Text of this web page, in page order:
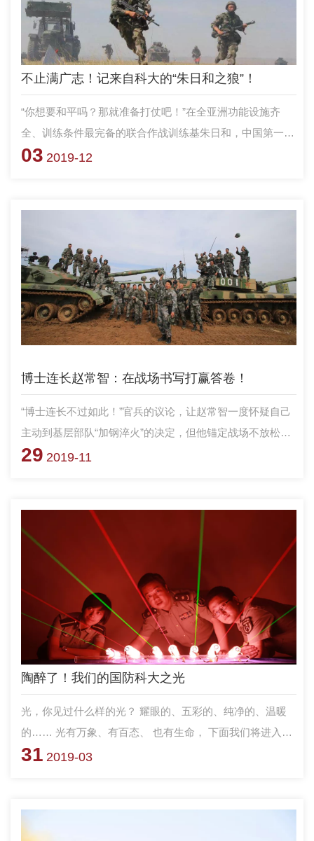
不止满广志！记来自科大的“朱日和之狼”！
“你想要和平吗？那就准备打仗吧！”在全亚洲功能设施齐
全、训练条件最完备的联合作战训练基朱日和，中国第一蓝
军旅在此驻扎，这句霸气十足的话就立在营门前四米多高的
03 2019-12
博士连长赵常智：在战场书写打赢答卷！
“博士连长不过如此！”官兵的议论，让赵常智一度怀疑自己
主动到基层部队“加钢淬火”的决定，但他锚定战场不放松，
发挥学历优势，苦练本领，从“一介书生”成长为“全军优秀指
成才，离不开母校的培养。
29 2019-11
陶醉了！我们的国防科大之光
光，你见过什么样的光？ 耀眼的、五彩的、纯净的、温暖
的…… 光有万象、有百态、 也有生命， 下面我们将进入的
31 2019-03